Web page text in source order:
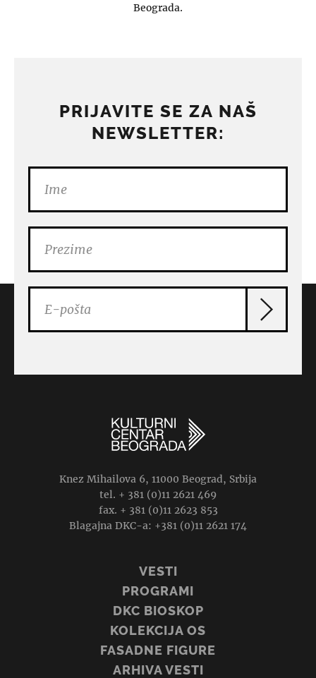
Beograda.
PRIJAVITE SE ZA NAŠ
NEWSLETTER:
Knez Mihailova 6, 11000 Beograd, Srbija
tel. + 381 (0)11 2621 469
fax. + 381 (0)11 2623 853
Blagajna DKC-a: +381 (0)11 2621 174
VESTI
PROGRAMI
DKC BIOSKOP
KOLEKCIJA OS
FASADNE FIGURE
ARHIVA VESTI